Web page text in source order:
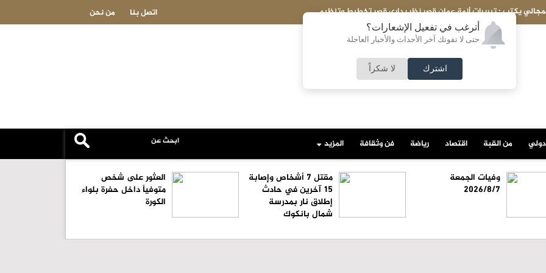
أترغب في تفعيل الإشعارات؟
حتى لا تفوتك آخر الأحداث والأخبار العاجلة
اشترك لا شكراً
يكتب : تبريرات أزمة عمان قِصر نظر يداري قِصر تخطيط وتنظيم من نحن اتصل بنا
من القبة اقتصاد رياضة فن وثقافة المزيد
وفيات الجمعة
2026/8/7
مقتل 7 أشخاص وإصابة
15 آخرين في حادث
إطلاق نار بمدرسة
شمال بانكوك
العثور على شخص
متوفياً داخل حفرة بلواء
الكورة